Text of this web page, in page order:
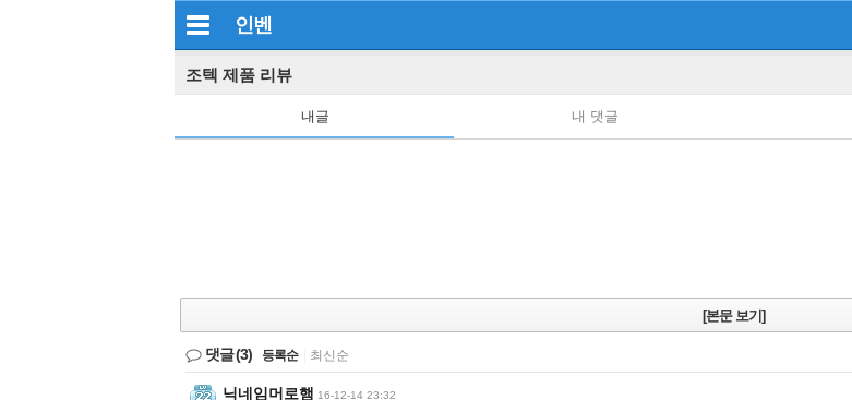
인벤
조텍 제품 리뷰
내글 내 댓글
[본문 보기]
댓글(3) 등록순 최신순
닉네임머로햄 16-12-14 23:32